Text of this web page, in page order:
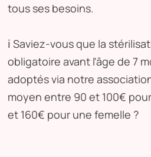
tous ses besoins.
ℹ️ Saviez-vous que la
obligatoire avant l'âge de 7
adoptés via notre
moyen entre 90 et 100€
et 160€ pour une femelle ?